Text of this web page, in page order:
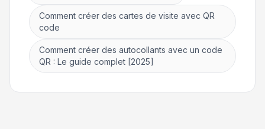
Comment créer des cartes de visite avec QR
code
Comment créer des autocollants avec un code
QR : Le guide complet [2025]